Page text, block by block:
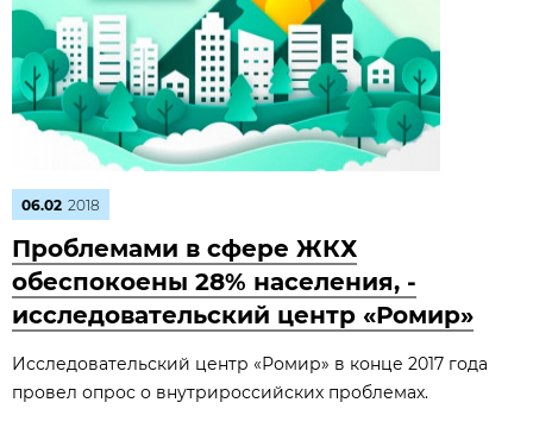
06.02 2018
Проблемами в сфере ЖКХ
обеспокоены 28% населения, -
исследовательский центр «Ромир»
Исследовательский центр «Ромир» в конце 2017 года
провел опрос о внутрироссийских проблемах.